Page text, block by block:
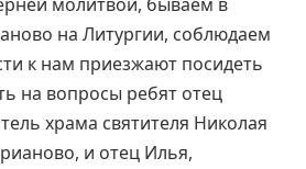
на Литургии, соблюдаем
к нам приезжают посидеть
на вопросы ребят отец
храма святителя Николая
и отец Илья,